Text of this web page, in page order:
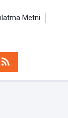
Metni